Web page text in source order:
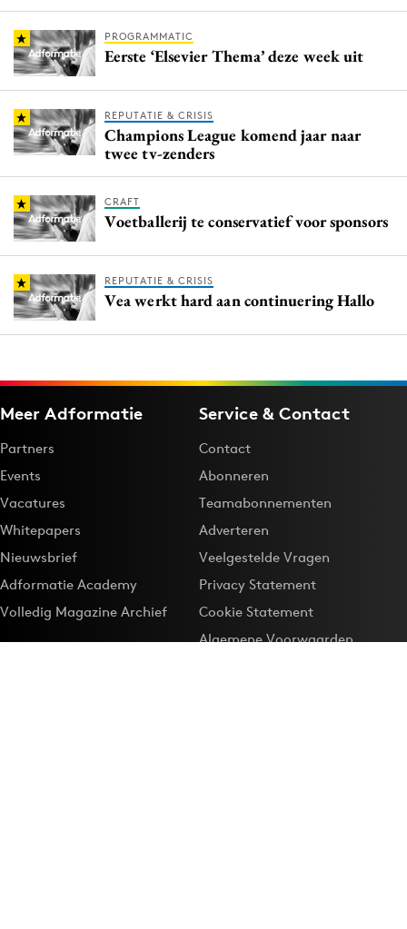
PROGRAMMATIC
Eerste ‘Elsevier Thema’ deze week uit
REPUTATIE & CRISIS
Champions League komend jaar naar
twee tv-zenders
CRAFT
Voetballerij te conservatief voor sponsors
REPUTATIE & CRISIS
Vea werkt hard aan continuering Hallo
Meer Adformatie
Partners
Events
Vacatures
Whitepapers
Nieuwsbrief
Adformatie Academy
Volledig Magazine Archief
Service & Contact
Contact
Abonneren
Teamabonnementen
Adverteren
Veelgestelde Vragen
Privacy Statement
Cookie Statement
Algemene Voorwaarden